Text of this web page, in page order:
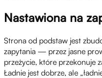
Nastawiona na
Strona od podstaw jest
zapytania — przez jasne
przeżycie, które przekonuje
Ładnie jest dobrze, ale